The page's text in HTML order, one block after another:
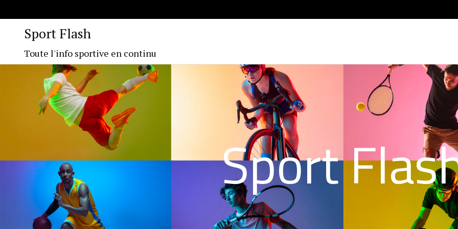
Sport Flash
Toute l'info sportive en continu
Sport